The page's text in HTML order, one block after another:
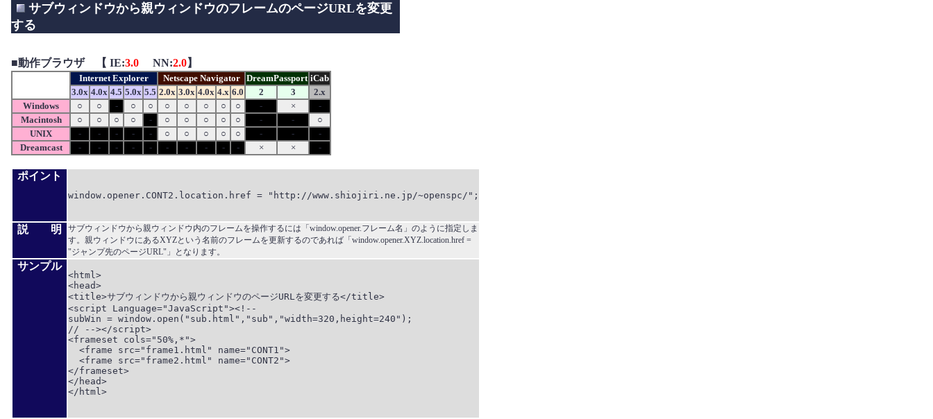
サブウィンドウから親ウィンドウのフレームのページURLを変更
する
■動作ブラウザ 【 IE:3.0 NN:2.0】
Internet Explorer Netscape Navigator DreamPassport iCab
3.0x 4.0x 4.5 5.0x 5.5 2.0x 3.0x 4.0x 4.x 6.0 2 3
2.x
Windows
○ ○ - ○ ○ ○ ○ ○ ○ ○ - ×
-
Macintosh
○ ○ ○ ○ - ○ ○ ○ ○ ○ - -
○
UNIX
- - - - - ○ ○ ○ ○ ○ - -
-
Dreamcast
- - - - - - - - - - × × -
ポイント
window.opener.CONT2.location.href = "http://www.shiojiri.ne.jp/~openspc/";
説 明
サブウィンドウから親ウィンドウ内のフレームを操作するには「window.opener.フレーム名」のように指定しま
す。親ウィンドウにあるXYZという名前のフレームを更新するのであれば「window.opener.XYZ.location.href =
"ジャンプ先のページURL"」となります。
サンプル
<html>
<head>
<title>サブウィンドウから親ウィンドウのページURLを変更する</title>
<script Language="JavaScript"><!--
subWin = window.open("sub.html","sub","width=320,height=240");
// --></script>
<frameset cols="50%,*">
  <frame src="frame1.html" name="CONT1">
  <frame src="frame2.html" name="CONT2">
</frameset>
</head>
</html>